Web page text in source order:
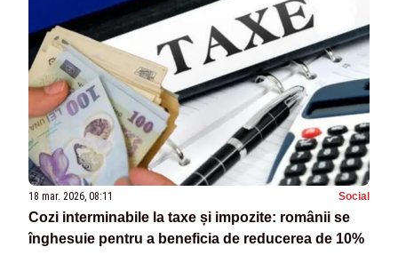
18 mar. 2026, 08:11 Social
Cozi interminabile la taxe și impozite: românii se
înghesuie pentru a beneficia de reducerea de 10%